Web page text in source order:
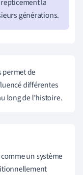
la
générations.
permet de
différentes
long de l'histoire.
un système